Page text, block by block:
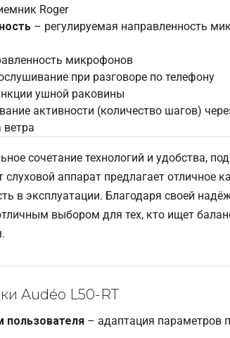
Roger
– регулируемая направленность
микрофонов
при разговоре по телефону
ушной раковины
активности (количество шагов)
сочетание технологий и удобства,
аппарат предлагает отличное
в эксплуатации. Благодаря своей
выбором для тех, кто ищет
Audéo L50-RT
пользователя – адаптация параметров